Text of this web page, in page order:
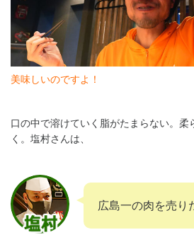
美味しいのですよ！
口の中で溶けていく脂がたまらない。柔
く。塩村さんは、
広島一の肉を売り